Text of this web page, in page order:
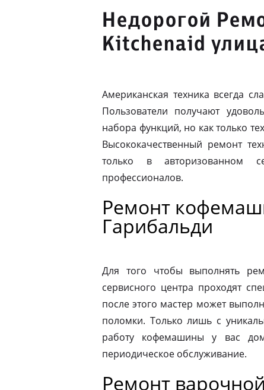
Недорогой
Kitchenaid
Американская техника всегда
Пользователи получают
набора функций, но как только
Высококачественный ремонт
только в авторизованном
профессионалов.
Ремонт
Гарибальди
Для того чтобы выполнять
сервисного центра проходят
после этого мастер может
поломки. Только лишь с
работу кофемашины у вас
периодическое обслуживание.
Ремонт